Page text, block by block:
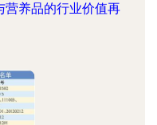
营养品的行业价值再